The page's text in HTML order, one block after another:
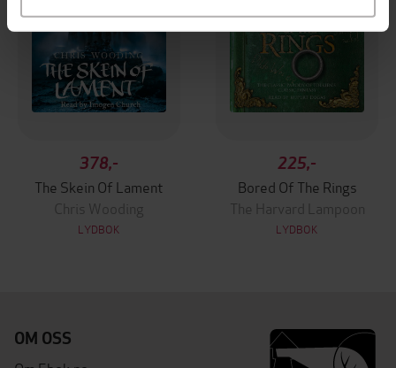
378,-
The Skein Of Lament
Chris Wooding
LYDBOK
225,-
Bored Of The Rings
The Harvard Lampoon
LYDBOK
OM OSS